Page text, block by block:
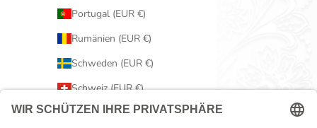
Portugal (EUR €)
Rumänien (EUR €)
Schweden (EUR €)
Schweiz (EUR €)
Serbien (EUR €)